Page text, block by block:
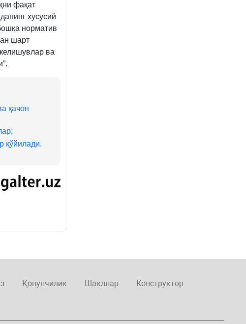
фақат
хусусий
норматив
шарт
ва
қачон
қўйилади.
Қонунчилик Шакллар Конструктор